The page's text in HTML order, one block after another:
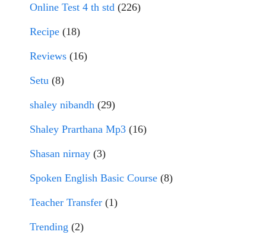
Online Test 4 th std (226)
Recipe (18)
Reviews (16)
Setu (8)
shaley nibandh (29)
Shaley Prarthana Mp3 (16)
Shasan nirnay (3)
Spoken English Basic Course (8)
Teacher Transfer (1)
Trending (2)